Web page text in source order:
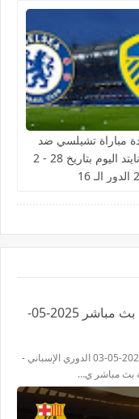
مباراة تشيلسي ضد
ليدزيونايتد اليوم بتاريخ 28 - 2
مشاهدة مباراة ريال بلد الوليد و برشلونة بث مباشر 2025-05-
مشاهدة مباراة ريال بلد الوليد و برشلونة بث مباشر 2025-05-03 الدوري الإسباني -
بث مباشر ي…